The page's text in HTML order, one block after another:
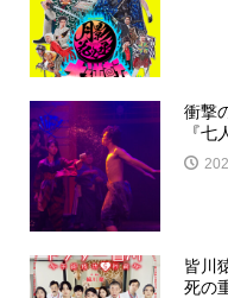
衝撃
『七
皆川
死の